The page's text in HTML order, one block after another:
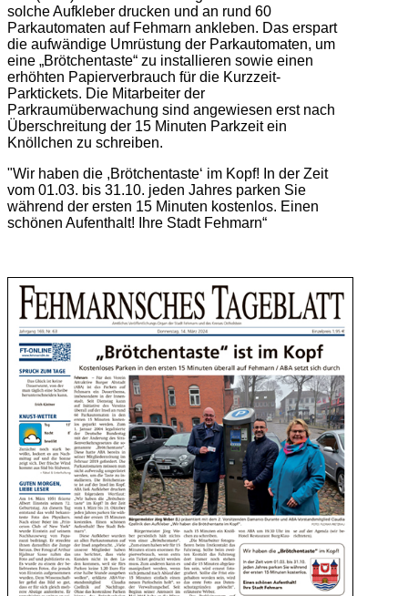
solche Aufkleber drucken und an rund 60
Parkautomaten auf Fehmarn ankleben. Das erspart
die aufwändige Umrüstung der Parkautomaten, um
eine „Brötchentaste“ zu installieren sowie einen
erhöhten Papierverbrauch für die Kurzzeit-
Parktickets. Die Mitarbeiter der
Parkraumüberwachung sind angewiesen erst nach
Überschreitung der 15 Minuten Parkzeit ein
Knöllchen zu schreiben.
"Wir haben die ,Brötchentaste‘ im Kopf! In der Zeit
vom 01.03. bis 31.10. jeden Jahres parken Sie
während der ersten 15 Minuten kostenlos. Einen
schönen Aufenthalt! Ihre Stadt Fehmarn“